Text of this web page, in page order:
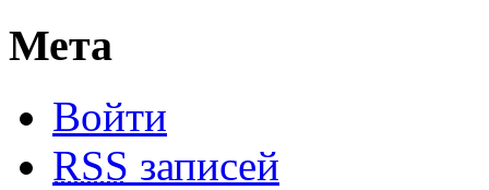
Мета
Войти
RSS записей